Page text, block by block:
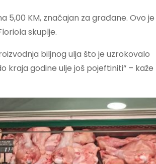
5,00 KM, značajan za građane. Ovo je
skuplje.
biljnog ulja što je uzrokovalo
kraja godine ulje još pojeftiniti“ – kaže